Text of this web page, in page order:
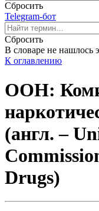
Сбросить
Telegram-бот
Сбросить
В словаре не нашлось
К оглавлению
ООН:
(англ. –
Drugs)